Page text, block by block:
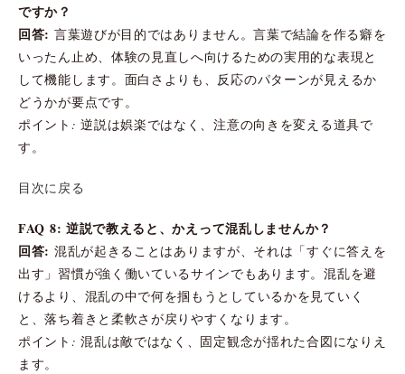
ですか？
回答: 言葉遊びが目的ではありません。言葉で結論を作る癖を
いったん止め、体験の見直しへ向けるための実用的な表現と
して機能します。面白さよりも、反応のパターンが見えるか
どうかが要点です。
ポイント: 逆説は娯楽ではなく、注意の向きを変える道具で
す。
目次に戻る
FAQ 8: 逆説で教えると、かえって混乱しませんか？
回答: 混乱が起きることはありますが、それは「すぐに答えを
出す」習慣が強く働いているサインでもあります。混乱を避
けるより、混乱の中で何を掴もうとしているかを見ていく
と、落ち着きと柔軟さが戻りやすくなります。
ポイント: 混乱は敵ではなく、固定観念が揺れた合図になりえ
ます。